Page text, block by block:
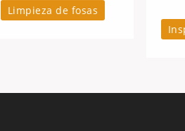
Limpieza de fosas